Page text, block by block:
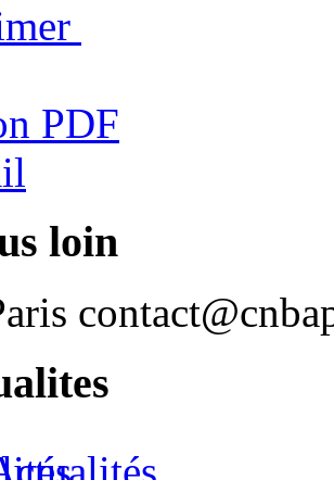
PDF
loin